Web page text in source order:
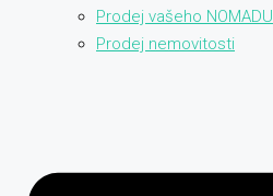
Prodej vašeho NOMADU
Prodej nemovitosti